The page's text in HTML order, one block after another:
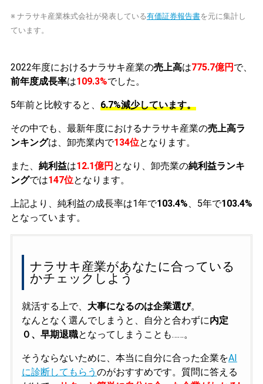
※ ナラサキ産業株式会社が発表している有価証券報告書を元に集計し
ています。
2022年度におけるナラサキ産業の売上高は775.7億円 で、
前年度成長率は109.3%でした。
5年前と比較すると、 6.7%減少しています。
その中でも、最新年度におけるナラサキ産業の売上高ラ
ンキングは、卸売業内で134位となります。
また、 純利益は12.1億円 となり、卸売業の純利益ランキ
ングでは147位となります。
上記より、純利益の成長率は1年で103.4%、5年で103.4%
となっています。
ナラサキ産業があなたに合っている
かチェックしよう
就活する上で、 大事になるのは企業選び。
なんとなく選んでしまうと、自分と合わずに内定
０、早期退職となってしまうことも……。
そうならないために、本当に自分に合った企業をAI
に診断してもらう のがおすすめです。質問に答える